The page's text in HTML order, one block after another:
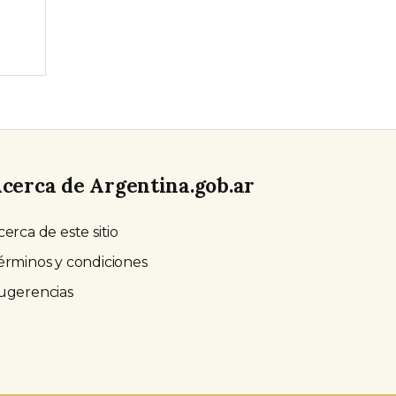
de Argentina.gob.ar
de este sitio
y condiciones